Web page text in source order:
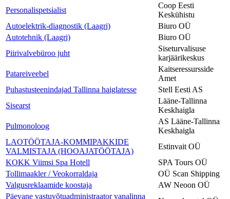
Personalispetsialist
Coop Eesti
Keskühistu
Autoelektrik-diagnostik (Laagri)
Biuro OÜ
Autotehnik (Laagri)
Biuro OÜ
Piirivalvebüroo juht
Siseturvalisuse
karjäärikeskus
Patareiveebel
Kaitseressursside
Amet
Puhastusteenindajad Tallinna haiglatesse
Stell Eesti AS
Sisearst
Lääne-Tallinna
Keskhaigla
Pulmonoloog
AS Lääne-Tallinna
Keskhaigla
LAOTÖÖTAJA-KOMMIPAKKIDE
VALMISTAJA (HOOAJATÖÖTAJA)
Estinvait OÜ
KOKK Viimsi Spa Hotell
SPA Tours OÜ
Tollimaakler / Veokorraldaja
OÜ Scan Shipping
Valgusreklaamide koostaja
AW Neoon OÜ
Päevane vastuvõtuadministraator vanalinna